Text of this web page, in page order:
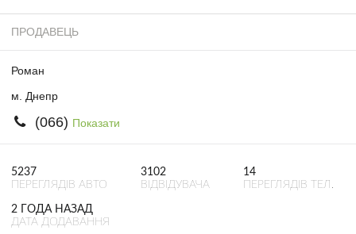
ПРОДАВЕЦЬ
Роман
м. Днепр
(066) Показати
5237
ПЕРЕГЛЯДІВ АВТО
3102
ВІДВІДУВАЧА
14
ПЕРЕГЛЯДІВ ТЕЛ.
2 ГОДА НАЗАД
ДАТА ДОДАВАННЯ